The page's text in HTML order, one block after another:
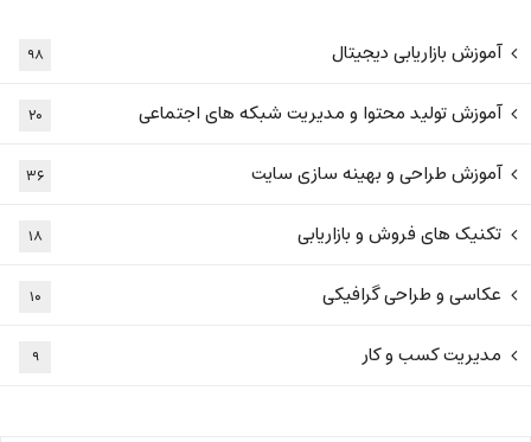
آموزش بازاریابی دیجیتال ۹۸
آموزش تولید محتوا و مدیریت شبکه های اجتماعی ۲۰
آموزش طراحی و بهینه سازی سایت ۳۶
تکنیک های فروش و بازاریابی ۱۸
عکاسی و طراحی گرافیکی ۱۰
مدیریت کسب و کار ۹